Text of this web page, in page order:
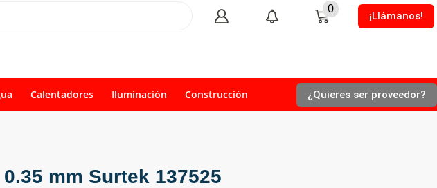
0 ¡Llámanos!
Calentadores Iluminación Construcción ¿Quieres ser proveedor?
mm Surtek 137525